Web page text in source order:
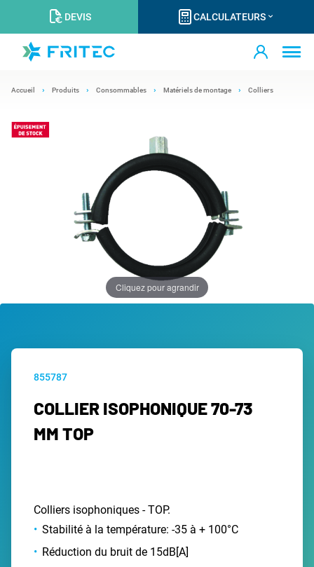
DEVIS CALCULATEURS
Accueil Produits Consommables Matériels de montage Colliers
Cliquez pour agrandir
855787
COLLIER ISOPHONIQUE 70-73
MM TOP
Colliers isophoniques - TOP.
Stabilité à la température: -35 à + 100°C
Réduction du bruit de 15dB[A]